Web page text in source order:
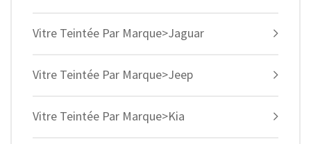
Vitre Teintée Par Marque>Jaguar
Vitre Teintée Par Marque>Jeep
Vitre Teintée Par Marque>Kia